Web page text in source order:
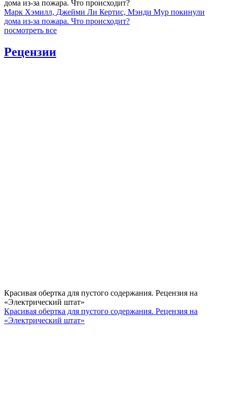
дома из-за пожара. Что происходит?
Марк Хэмилл, Джейми Ли Кертис, Мэнди Мур покинули
дома из-за пожара. Что происходит?
посмотреть все
Рецензии
Красивая обертка для пустого содержания. Рецензия на
«Электрический штат»
Красивая обертка для пустого содержания. Рецензия на
«Электрический штат»